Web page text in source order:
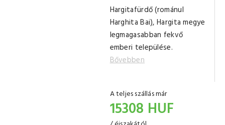
Hargitafürdő (románul
Harghita Bai), Hargita megye
legmagasabban fekvő
emberi települése.
Bővebben
A teljes szállás már
15308 HUF